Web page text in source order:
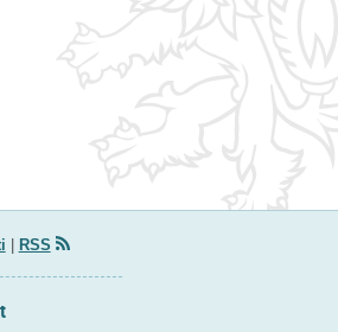
RSS